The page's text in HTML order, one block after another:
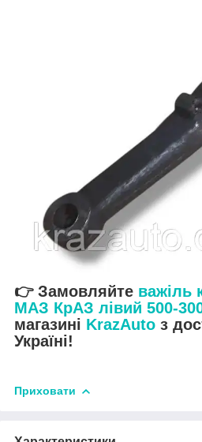
👉 Замовляйте важіль
МАЗ КрАЗ лівий 500-
магазині KrazAuto з
Україні!
Приховати